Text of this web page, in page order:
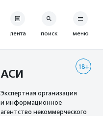
лента поиск меню
18+
АСИ
Экспертная организация
и информационное
агентство некоммерческого